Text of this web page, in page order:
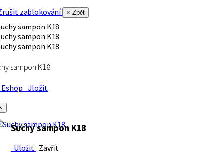
zablokování
× Zpět
sampon K18
Uložit
Suchy sampon K18
Uložit Zavřít